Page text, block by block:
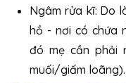
Ngâm rửa kĩ: Do
hồ - nơi có chứa
đó mẹ cần phải
muối/giấm loãng).